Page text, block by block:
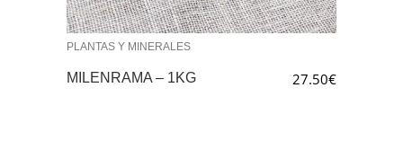
PLANTAS Y MINERALES
MILENRAMA – 1KG 27.50€